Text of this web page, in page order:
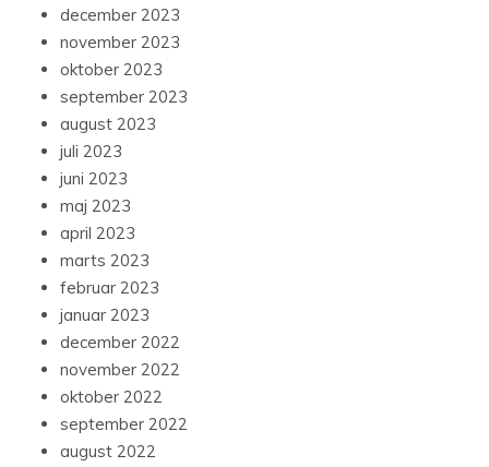
december 2023
november 2023
oktober 2023
september 2023
august 2023
juli 2023
juni 2023
maj 2023
april 2023
marts 2023
februar 2023
januar 2023
december 2022
november 2022
oktober 2022
september 2022
august 2022